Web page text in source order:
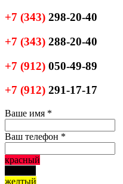
+7 (343) 298-20-40
+7 (343) 288-20-40
+7 (912) 050-49-89
+7 (912) 291-17-17
Ваше имя *
Ваш телефон *
красный
желтый